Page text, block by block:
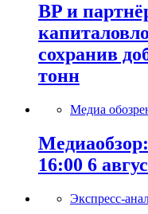
BP и
сохранив
тонн
Медиа
16:00 6
Экспресс-